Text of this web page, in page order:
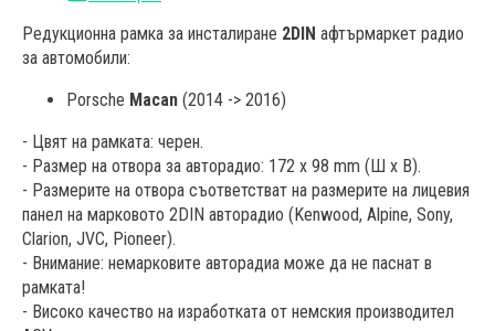
Редукционна рамка за инсталиране 2DIN афтърмаркет радио
за автомобили:
Porsche Macan (2014 -> 2016)
- Цвят на рамката: черен.
- Размер на отвора за авторадио: 172 x 98 mm (Ш x В).
- Размерите на отвора съответстват на размерите на лицевия
панел на марковото 2DIN авторадио (Kenwood, Alpine, Sony,
Clarion, JVC, Pioneer).
- Внимание: немарковитe авторадиа може да не паснат в
рамката!
- Високо качество на изработката от немския производител